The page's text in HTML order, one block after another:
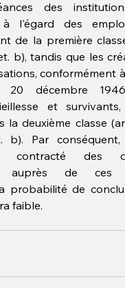
des
à l'égard des
de la première
b), tandis que les
conformément
20 décembre
et
la deuxième classe
Par
contracté des
auprès de ces
probabilité de
faible.